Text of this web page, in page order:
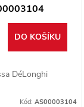
DO KOŠÍKU
DéLonghi
Kód: AS00003104